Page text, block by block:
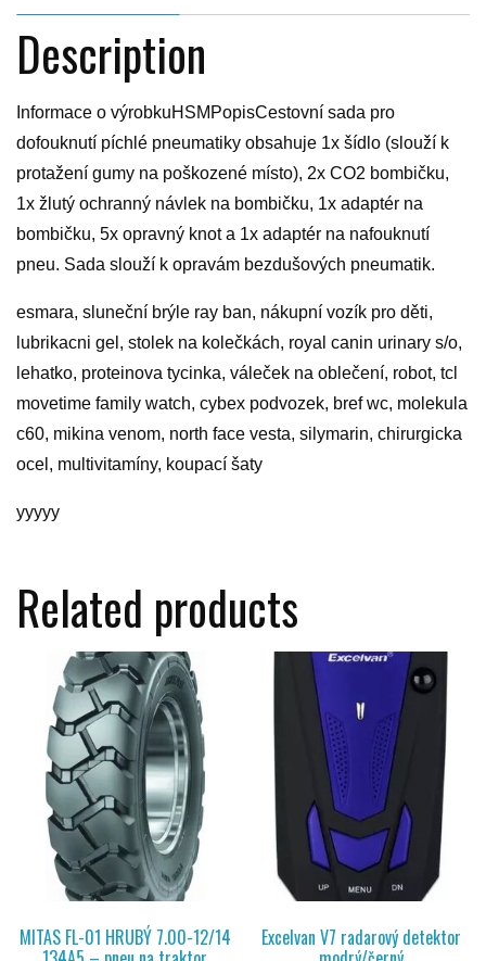
Description
Informace o výrobkuHSMPopisCestovní sada pro
dofouknutí píchlé pneumatiky obsahuje 1x šídlo (slouží k
protažení gumy na poškozené místo), 2x CO2 bombičku,
1x žlutý ochranný návlek na bombičku, 1x adaptér na
bombičku, 5x opravný knot a 1x adaptér na nafouknutí
pneu. Sada slouží k opravám bezdušových pneumatik.
esmara, sluneční brýle ray ban, nákupní vozík pro děti,
lubrikacni gel, stolek na kolečkách, royal canin urinary s/o,
lehatko, proteinova tycinka, váleček na oblečení, robot, tcl
movetime family watch, cybex podvozek, bref wc, molekula
c60, mikina venom, north face vesta, silymarin, chirurgicka
ocel, multivitamíny, koupací šaty
yyyyy
Related products
MITAS FL-01 HRUBÝ 7.00-12/14 Excelvan V7 radarový detektor